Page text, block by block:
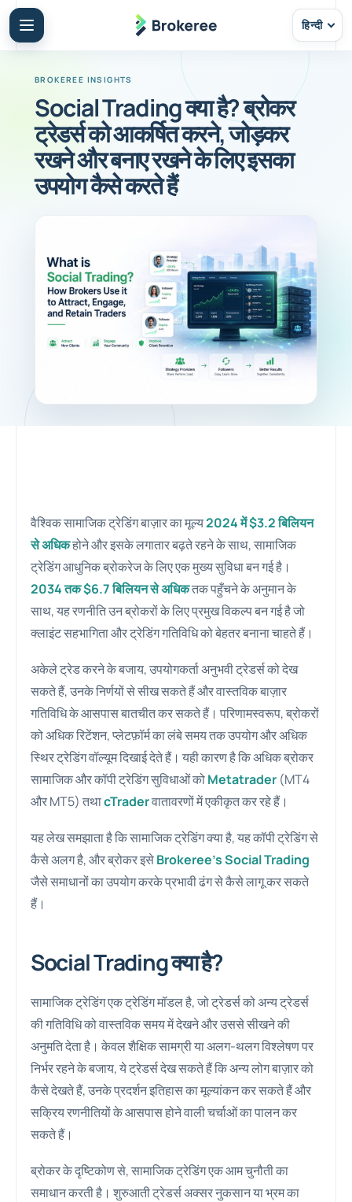
हिन्दी
Social Trading क्या है? ब्रोकर
ट्रेडर्स को आकर्षित करने, जोड़कर
रखने और बनाए रखने के लिए इसका
उपयोग कैसे करते हैं
वैश्विक सामाजिक ट्रेडिंग बाज़ार का मूल्य2024 में $3.2 बिलियन
से अधिकहोने और इसके लगातार बढ़ते रहने के साथ, सामाजिक
ट्रेडिंग आधुनिक ब्रोकरेज के लिए एक मुख्य सुविधा बन गई है।
2034 तक $6.7 बिलियन से अधिकतक पहुँचने के अनुमान के
साथ, यह रणनीति उन ब्रोकरों के लिए प्रमुख विकल्प बन गई है जो
क्लाइंट सहभागिता और ट्रेडिंग गतिविधि को बेहतर बनाना चाहते हैं।
अकेले ट्रेड करने के बजाय, उपयोगकर्ता अनुभवी ट्रेडर्स को देख
सकते हैं, उनके निर्णयों से सीख सकते हैं और वास्तविक बाज़ार
गतिविधि के आसपास बातचीत कर सकते हैं। परिणामस्वरूप, ब्रोकरों
को अधिक रिटेंशन, प्लेटफ़ॉर्म का लंबे समय तक उपयोग और अधिक
स्थिर ट्रेडिंग वॉल्यूम दिखाई देते हैं। यही कारण है कि अधिक ब्रोकर
सामाजिक और कॉपी ट्रेडिंग सुविधाओं कोMetatrader (MT4
और MT5) तथाcTraderवातावरणों में एकीकृत कर रहे हैं।
यह लेख समझाता है कि सामाजिक ट्रेडिंग क्या है, यह कॉपी ट्रेडिंग से
कैसे अलग है, और ब्रोकर इसेBrokeree’s Social Trading
जैसे समाधानों का उपयोग करके प्रभावी ढंग से कैसे लागू कर सकते
हैं।
Social Trading क्या है?
सामाजिक ट्रेडिंग एक ट्रेडिंग मॉडल है, जो ट्रेडर्स को अन्य ट्रेडर्स
की गतिविधि को वास्तविक समय में देखने और उससे सीखने की
अनुमति देता है। केवल शैक्षिक सामग्री या अलग-थलग विश्लेषण पर
निर्भर रहने के बजाय, ये ट्रेडर्स देख सकते हैं कि अन्य लोग बाज़ार को
कैसे देखते हैं, उनके प्रदर्शन इतिहास का मूल्यांकन कर सकते हैं और
सक्रिय रणनीतियों के आसपास होने वाली चर्चाओं का पालन कर
सकते हैं।
ब्रोकर के दृष्टिकोण से, सामाजिक ट्रेडिंग एक आम चुनौती का
समाधान करती है। शुरुआती ट्रेडर्स अक्सर नुकसान या भ्रम का